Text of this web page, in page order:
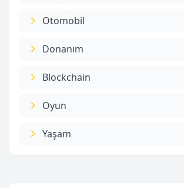
Otomobil
Donanım
Blockchain
Oyun
Yaşam